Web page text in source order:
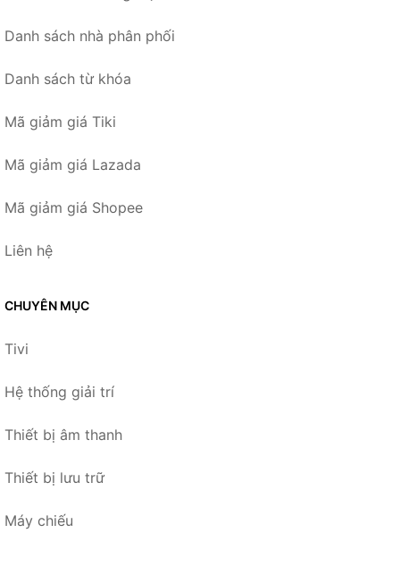
Danh sách nhà phân phối
Danh sách từ khóa
Mã giảm giá Tiki
Mã giảm giá Lazada
Mã giảm giá Shopee
Liên hệ
CHUYÊN MỤC
Tivi
Hệ thống giải trí
Thiết bị âm thanh
Thiết bị lưu trữ
Máy chiếu